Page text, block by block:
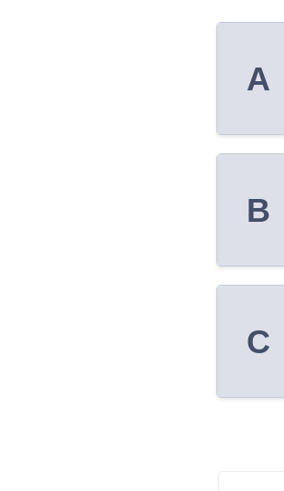
A
B
C